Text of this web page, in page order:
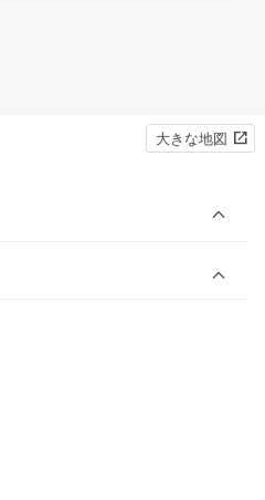
大きな地図